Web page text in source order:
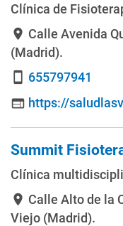
Clínica de
location_on Calle Avenida
(Madrid).
smartphone 655797941
web https://
Summit
Clínica
location_on Calle Alto de la
Viejo (Madrid).